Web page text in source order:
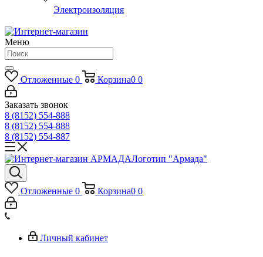
Электроизоляция
Меню
Отложенные 0 Корзина0 0
Заказать звонок
8 (8152) 554-888
8 (8152) 554-888
8 (8152) 554-887
Логотип "Армада"
Отложенные 0 Корзина0 0
Личный кабинет